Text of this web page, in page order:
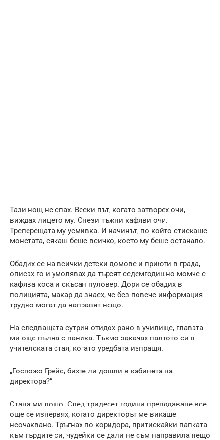
Тази нощ не спах. Всеки път, когато затворех очи,
виждах лицето му. Онези тъжни кафяви очи.
Треперещата му усмивка. И начинът, по който стискаше
монетата, сякаш беше всичко, което му беше останало.
Обадих се на всички детски домове и приюти в града,
описах го и умолявах да търсят седемгодишно момче с
кафява коса и скъсан пуловер. Дори се обадих в
полицията, макар да знаех, че без повече информация
трудно могат да направят нещо.
На следващата сутрин отидох рано в училище, главата
ми още пълна с паника. Тъкмо закачах палтото си в
учителската стая, когато уредбата изпращя.
„Госпожо Грейс, бихте ли дошли в кабинета на
директора?“
Стана ми лошо. След тридесет години преподаване все
още се изнервях, когато директорът ме викаше
неочаквано. Тръгнах по коридора, притискайки папката
към гърдите си, чудейки се дали не съм направила нещо